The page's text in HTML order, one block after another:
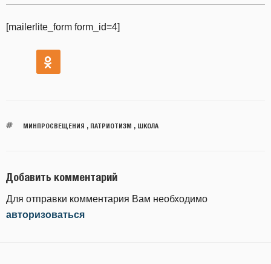
[mailerlite_form form_id=4]
МИНПРОСВЕЩЕНИЯ ПАТРИОТИЗМ ШКОЛА
Добавить комментарий
Для отправки комментария Вам необходимо
авторизоваться